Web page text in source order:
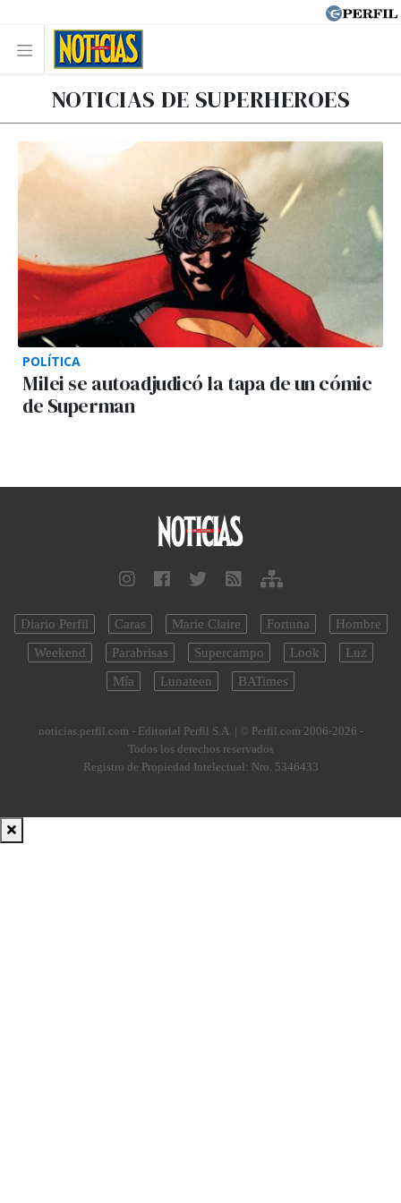
NOTICIAS DE SUPERHEROES
POLÍTICA
Milei se autoadjudicó la tapa de un cómic
de Superman
Diario Perfil Caras Marie Claire Fortuna
Hombre
Weekend
Parabrisas Supercampo Look
Luz
Mía
Lunateen BATimes
noticias.perfil.com - Editorial Perfil S.A. | © Perfil.com 2006-2026 -
Todos los derechos reservados
Registro de Propiedad Intelectual: Nro. 5346433